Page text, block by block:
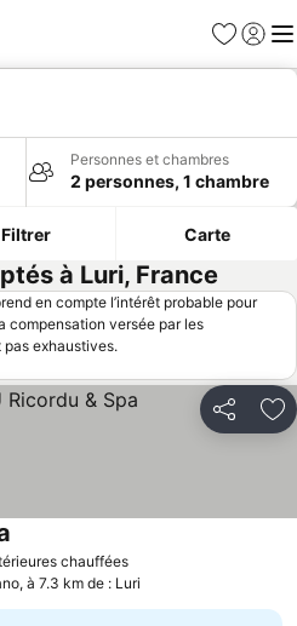
Favoris
Se
Personnes et chambres
2 personnes, 1 chambre
Filtrer Carte
à Luri, France
en compte l’intérêt probable pour
compensation versée par les
exhaustives.
Partager
chaufféesConsulter les prix
à 7.3 km de : Luri